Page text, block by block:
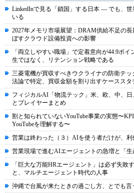
LinkedInで見る「鎖国」する日本 ― でも、
いる
2027年メモリ市場展望：DRAM供給不足の
ぼすクラウド設備投資への影響
「両立しやすい職場」で定着意向が44.9ポ
生ではなく、リテンション戦略である
三菱電機が買収すべきウクライナの防衛テ
法論で特定、買収金額を割り出すケーススタ
フィジカルAI「物流テック」米、欧、中、
とプレイヤーまとめ
割と知られていないYouTube事業の実態〜
YouTubeを理解する〜
営業は終わった（３）AIを使う者だけが、利
営業現場で進むAIエージェントの急増と「
「巨大な万能HRエージェント」は必ず失敗
と、マルチエージェント時代の人事
沖縄で台風が来たときの過ごし方、とでも言